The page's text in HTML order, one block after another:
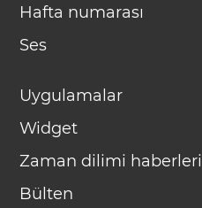
Hafta numarası
Ses
Uygulamalar
Widget
Zaman dilimi haberleri
Bülten